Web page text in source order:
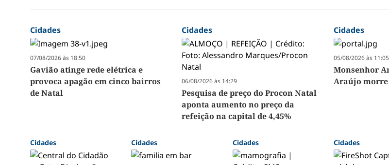
Cidades
07/08/2026 às 18:50
Gavião atinge rede elétrica e
provoca apagão em cinco bairros
de Natal
Cidades
06/08/2026 às 14:29
Pesquisa de preço do Procon Natal
aponta aumento no preço da
refeição na capital de 4,45%
Cidades
05/08/2026 às 11:05
Monsenhor
Araújo morre
Cidades Cidades Cidades Cidades